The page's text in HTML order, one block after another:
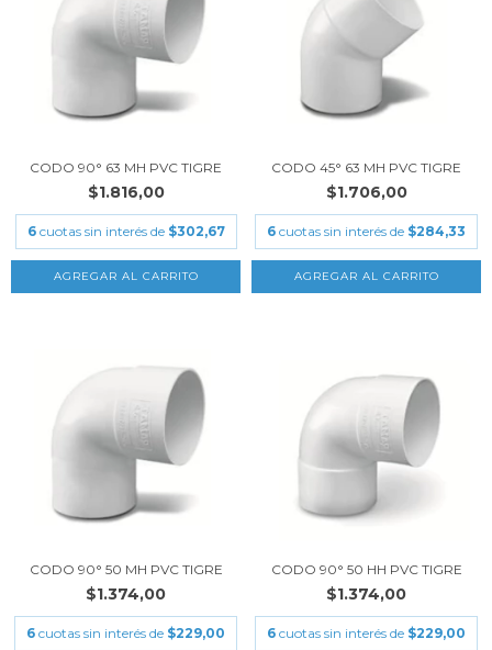
CODO 90° 63 MH PVC TIGRE
$1.816,00
6 cuotas sin interés de $302,67
CODO 45° 63 MH PVC TIGRE
$1.706,00
6 cuotas sin interés de $284,33
CODO 90° 50 MH PVC TIGRE
$1.374,00
6 cuotas sin interés de $229,00
CODO 90° 50 HH PVC TIGRE
$1.374,00
6 cuotas sin interés de $229,00